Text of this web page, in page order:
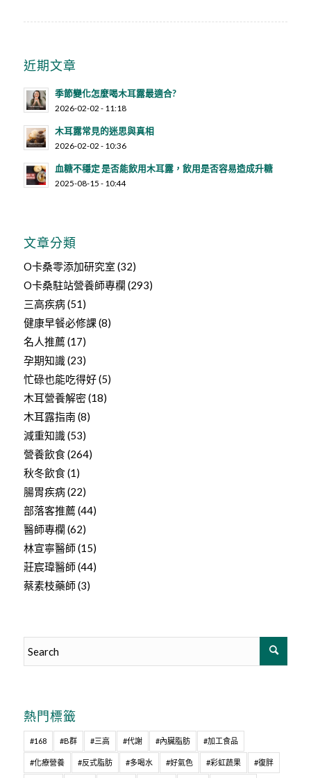
近期文章
季節變化怎麼喝木耳露最適合?
2026-02-02 - 11:18
木耳露常見的迷思與真相
2026-02-02 - 10:36
血糖不穩定 是否能飲用木耳露，飲用是否容易造成升糖
2025-08-15 - 10:44
文章分類
O卡桑零添加研究室 (32)
O卡桑駐站營養師專欄 (293)
三高疾病(51)
健康早餐必修課(8)
名人推薦 (17)
孕期知識(23)
忙碌也能吃得好(5)
木耳營養解密(18)
木耳露指南(8)
減重知識(53)
營養飲食(264)
秋冬飲食(1)
腸胃疾病(22)
部落客推薦 (44)
醫師專欄 (62)
林宣寧醫師(15)
莊宸瑋醫師(44)
蔡素枝藥師(3)
熱門標籤
#168 #B群 #三高 #代謝 #內臟脂肪 #加工食品
#化療營養 #反式脂肪 #多喝水 #好氣色 #彩虹蔬果 #復胖